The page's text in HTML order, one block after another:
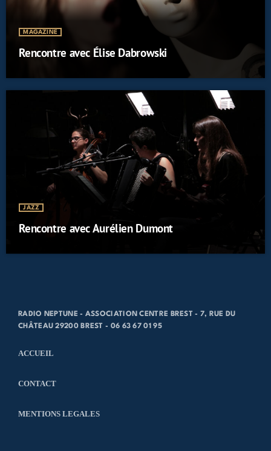
MAGAZINE
Rencontre avec Élise Dabrowski
JAZZ
Rencontre avec Aurélien Dumont
RADIO NEPTUNE - ASSOCIATION CENTRE BREST - 7, RUE DU
CHÂTEAU 29200 BREST - 06 63 67 01 95
ACCUEIL
CONTACT
MENTIONS LEGALES